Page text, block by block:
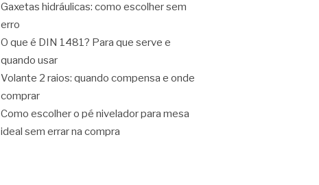
Gaxetas hidráulicas: como escolher sem
erro
O que é DIN 1481? Para que serve e
quando usar
Volante 2 raios: quando compensa e onde
comprar
Como escolher o pé nivelador para mesa
ideal sem errar na compra